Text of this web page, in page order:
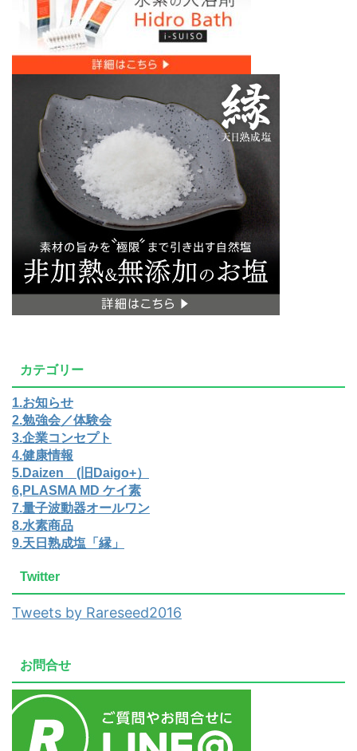
カテゴリー
1.お知らせ
2.勉強会／体験会
3.企業コンセプト
4.健康情報
5.Daizen (旧Daigo+）
6,PLASMA MD ケイ素
7.量子波動器オールワン
8.水素商品
9.天日熟成塩「縁」
Twitter
Tweets by Rareseed2016
お問合せ